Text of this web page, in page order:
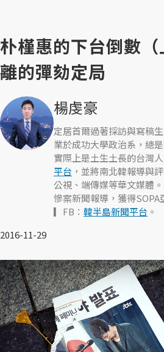
朴槿惠的下台倒數
離的彈劾定局
楊虔豪
定居首爾過著採訪與寫稿
業於成功大學政治系，總
實際上是土生土長的台灣
平台 ，並將南北韓報導與
公視、端傳媒等華文媒體
慘案新聞報導，獲得SOPA
▎FB： 韓半島新聞平台 。
2016-11-29